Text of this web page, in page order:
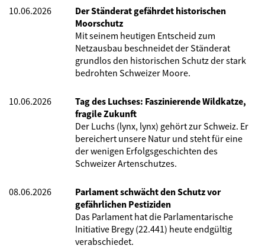
10.06.2026
Der Ständerat gefährdet historischen
Moorschutz
Mit seinem heutigen Entscheid zum
Netzausbau beschneidet der Ständerat
grundlos den historischen Schutz der stark
bedrohten Schweizer Moore.
10.06.2026
Tag des Luchses: Faszinierende Wildkatze,
fragile Zukunft
Der Luchs (lynx, lynx) gehört zur Schweiz. Er
bereichert unsere Natur und steht für eine
der wenigen Erfolgsgeschichten des
Schweizer Artenschutzes.
08.06.2026
Parlament schwächt den Schutz vor
gefährlichen Pestiziden
Das Parlament hat die Parlamentarische
Initiative Bregy (22.441) heute endgültig
verabschiedet.